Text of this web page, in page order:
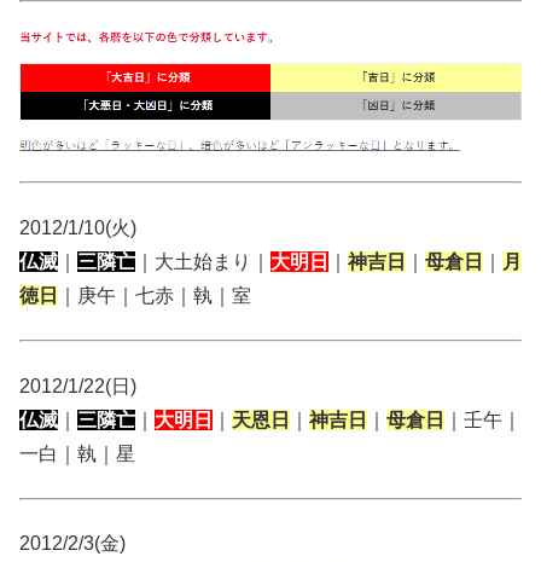
2012/1/10(火)
仏滅
三隣亡 ｜大土始まり｜ 大明日 神吉日 母倉日
月
徳日
｜庚午｜七赤｜執｜室
2012/1/22(日)
仏滅
三隣亡 大明日 天恩日 神吉日 母倉日
｜壬午｜
一白｜執｜星
2012/2/3(金)